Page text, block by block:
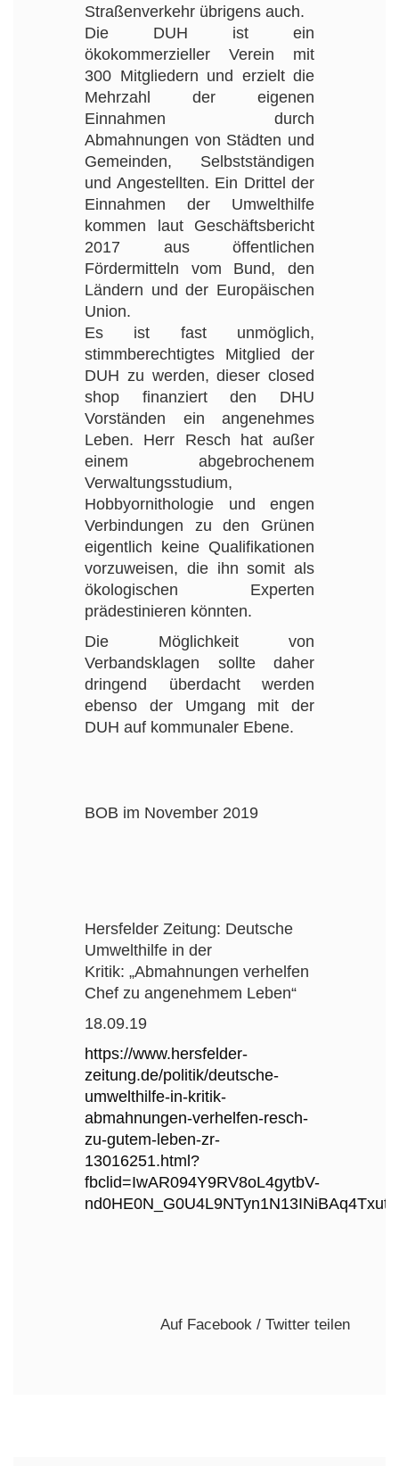
Straßenverkehr übrigens auch.
Die DUH ist ein
ökokommerzieller Verein mit
300 Mitgliedern und erzielt die
Mehrzahl der eigenen
Einnahmen durch
Abmahnungen von Städten und
Gemeinden, Selbstständigen
und Angestellten. Ein Drittel der
Einnahmen der Umwelthilfe
kommen laut Geschäftsbericht
2017 aus öffentlichen
Fördermitteln vom Bund, den
Ländern und der Europäischen
Union.
Es ist fast unmöglich,
stimmberechtigtes Mitglied der
DUH zu werden, dieser closed
shop finanziert den DHU
Vorständen ein angenehmes
Leben. Herr Resch hat außer
einem abgebrochenem
Verwaltungsstudium,
Hobbyornithologie und engen
Verbindungen zu den Grünen
eigentlich keine Qualifikationen
vorzuweisen, die ihn somit als
ökologischen Experten
prädestinieren könnten.
Die Möglichkeit von
Verbandsklagen sollte daher
dringend überdacht werden
ebenso der Umgang mit der
DUH auf kommunaler Ebene.
BOB im November 2019
Hersfelder Zeitung: Deutsche
Umwelthilfe in der
Kritik: „Abmahnungen verhelfen
Chef zu angenehmem Leben“
18.09.19
https://www.hersfelder-
zeitung.de/politik/deutsche-
umwelthilfe-in-kritik-
abmahnungen-verhelfen-resch-
zu-gutem-leben-zr-
13016251.html?
fbclid=IwAR094Y9RV8oL4gytbV-
Auf Facebook / Twitter teilen